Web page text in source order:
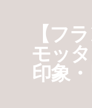
【フ
モッ
印象